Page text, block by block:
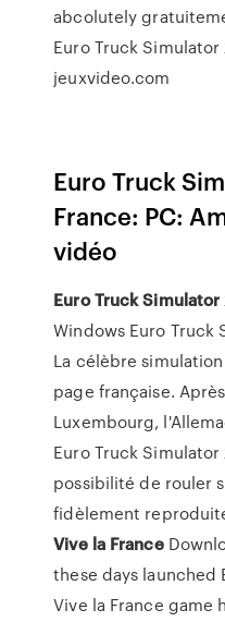
abcolutely
Euro Truck Simulator
jeuxvideo.com
Euro Truck
France: PC:
vidéo
Euro TruckSimulator
Windows Euro Truck
La célèbre
page française.
Luxembourg,
Euro Truck
possibilité de rouler
fidèlement
Vive la France
these days launched
Vive la France game